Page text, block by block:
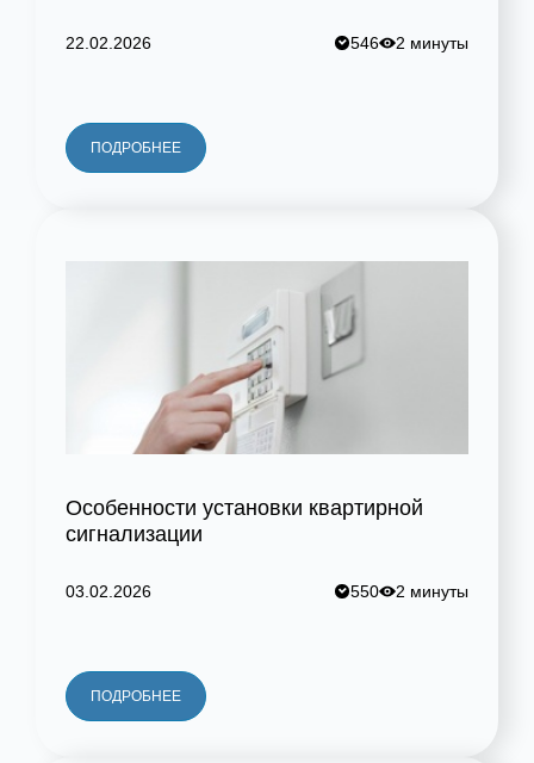
22.02.2026 546 2 минуты
ПОДРОБНЕЕ
Особенности установки квартирной
сигнализации
03.02.2026 550 2 минуты
ПОДРОБНЕЕ